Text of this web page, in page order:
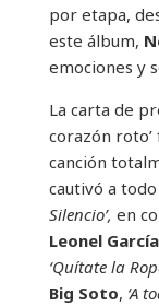
por etapa,
este álbum,
emociones y
La carta de
corazón roto’
canción
cautivó a
Silencio’, en
Leonel García
‘Quítate la
Big Soto, ‘A